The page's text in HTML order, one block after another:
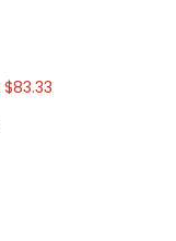
$83.33